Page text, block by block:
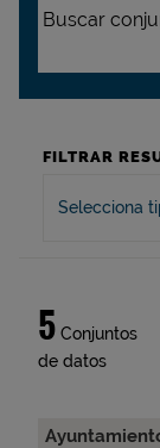
FILTRAR
Selecciona
5 Conjuntos
de datos